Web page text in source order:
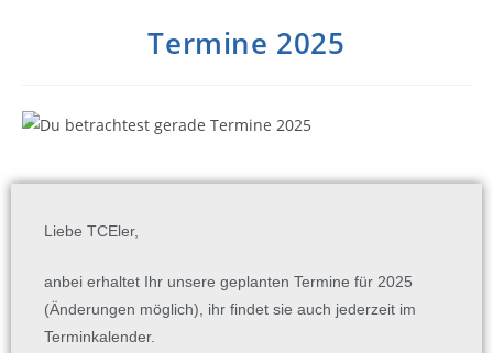
Termine 2025
Liebe TCEler,
anbei erhaltet Ihr unsere geplanten Termine für 2025
(Änderungen möglich), ihr findet sie auch jederzeit im
Terminkalender.